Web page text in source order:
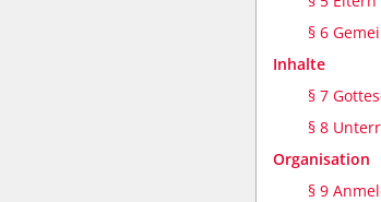
§ 6
Inhalte
§ 7
§ 8
Organisation
§ 9